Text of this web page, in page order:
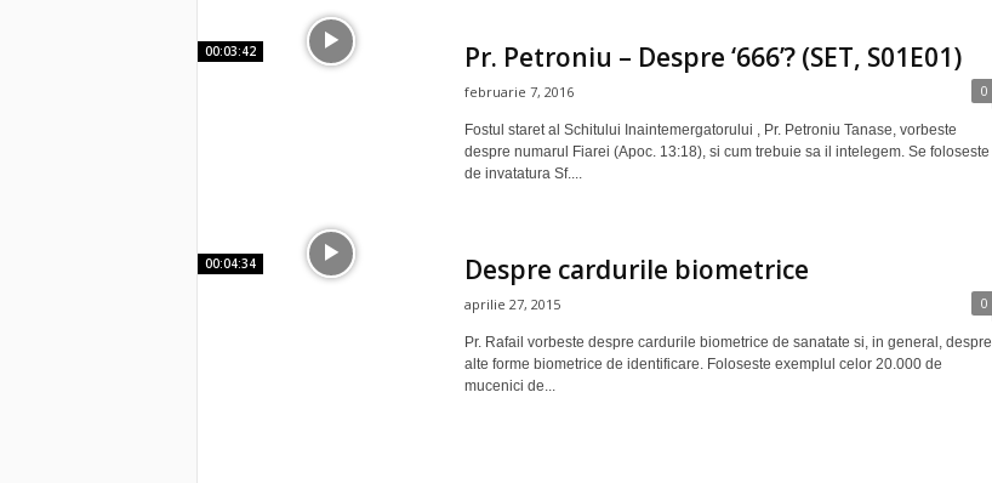
00:03:42 Pr. Petroniu – Despre ‘666’? (SET, S01E01)
februarie 7, 2016 0
Fostul staret al Schitului Inaintemergatorului , Pr. Petroniu Tanase, vorbeste
despre numarul Fiarei (Apoc. 13:18), si cum trebuie sa il intelegem. Se foloseste
de invatatura Sf....
00:04:34 Despre cardurile biometrice
aprilie 27, 2015 0
Pr. Rafail vorbeste despre cardurile biometrice de sanatate si, in general, despre
alte forme biometrice de identificare. Foloseste exemplul celor 20.000 de
mucenici de...